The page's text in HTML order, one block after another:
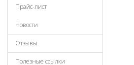
Прайс-лист
Новости
Отзывы
Полезные ссылки